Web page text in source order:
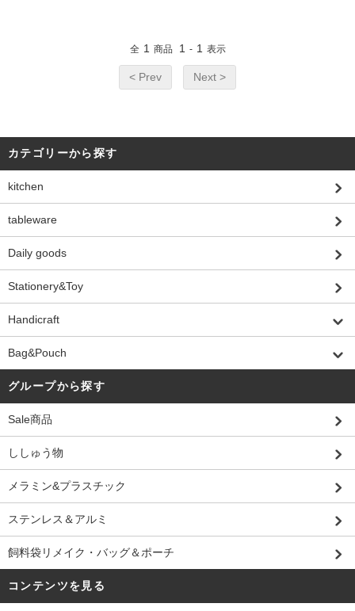
全 1 商品 1 - 1 表示
< Prev Next >
カテゴリーから探す
kitchen
tableware
Daily goods
Stationery&Toy
Handicraft
Bag&Pouch
グループから探す
Sale商品
ししゅう物
メラミン&プラスチック
ステンレス＆アルミ
飼料袋リメイク・バッグ＆ポーチ
コンテンツを見る